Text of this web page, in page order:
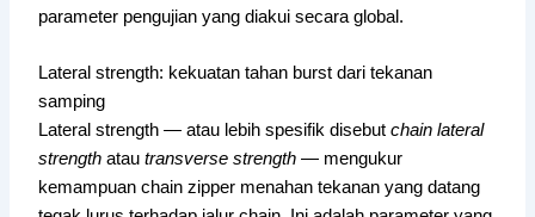
parameter pengujian yang diakui secara global.
Lateral strength: kekuatan tahan burst dari tekanan
samping
Lateral strength — atau lebih spesifik disebutchain lateral
strength atautransverse strength — mengukur
kemampuan chain zipper menahan tekanan yang datang